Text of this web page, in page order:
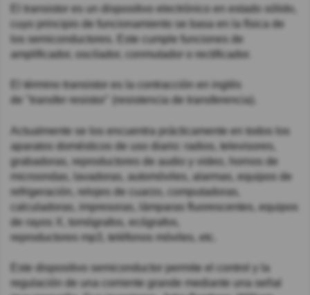
El transistor es un dispositivo electrónico en estado sólido,
cuyo principio de funcionamiento se basa en la física de
los semiconductores. Este cumple funciones de
amplificador, oscilador, conmutador o rectificador.
El término transistor es la contracción en inglés
de "transfer resistor" (resistencia de transferencia).
Actualmente se los encuentra prácticamente en todos los
aparatos domésticos de uso diario: radios, televisores,
grabadoras, reproductores de audio y video, hornos de
microondas, lavadoras, automóviles, alarmas, equipos de
refrigeración, relojes de cuarzo, computadoras,
calculadoras, impresoras, lámparas fluorescentes, equipos
de rayos X, tomógrafos, ecógrafos,
reproductores mp3, teléfonos móviles, etc.
Este dispositivo semiconductor permite el control y la
regulación de una corriente grande mediante una señal